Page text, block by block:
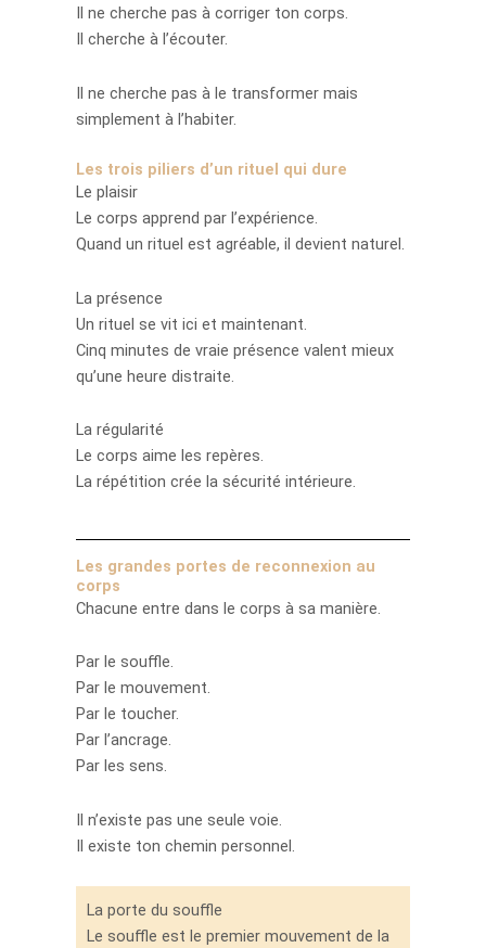
Il ne cherche pas à corriger ton corps.
Il cherche à l’écouter.
Il ne cherche pas à le transformer mais
simplement à l’habiter.
Les trois piliers d’un rituel qui dure
Le plaisir
Le corps apprend par l’expérience.
Quand un rituel est agréable, il devient naturel.
La présence
Un rituel se vit ici et maintenant.
Cinq minutes de vraie présence valent mieux
qu’une heure distraite.
La régularité
Le corps aime les repères.
La répétition crée la sécurité intérieure.
Les grandes portes de reconnexion au
corps
Chacune entre dans le corps à sa manière.
Par le souffle.
Par le mouvement.
Par le toucher.
Par l’ancrage.
Par les sens.
Il n’existe pas une seule voie.
Il existe ton chemin personnel.
La porte du souffle
Le souffle est le premier mouvement de la